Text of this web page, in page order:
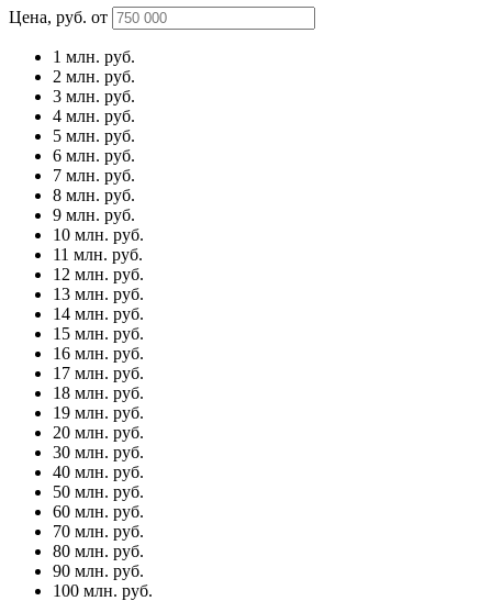
Цена, руб. от
1 млн. руб.
2 млн. руб.
3 млн. руб.
4 млн. руб.
5 млн. руб.
6 млн. руб.
7 млн. руб.
8 млн. руб.
9 млн. руб.
10 млн. руб.
11 млн. руб.
12 млн. руб.
13 млн. руб.
14 млн. руб.
15 млн. руб.
16 млн. руб.
17 млн. руб.
18 млн. руб.
19 млн. руб.
20 млн. руб.
30 млн. руб.
40 млн. руб.
50 млн. руб.
60 млн. руб.
70 млн. руб.
80 млн. руб.
90 млн. руб.
100 млн. руб.